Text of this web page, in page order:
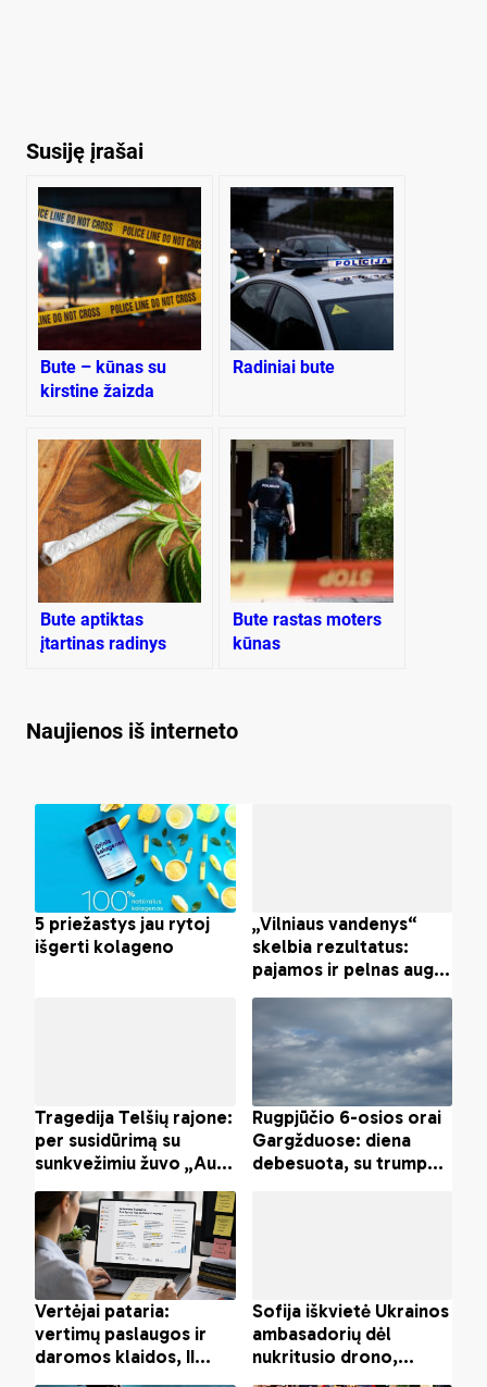
Susiję įrašai
Bute – kūnas su
kirstine žaizda
Radiniai bute
Bute aptiktas
įtartinas radinys
Bute rastas moters
kūnas
Naujienos iš interneto